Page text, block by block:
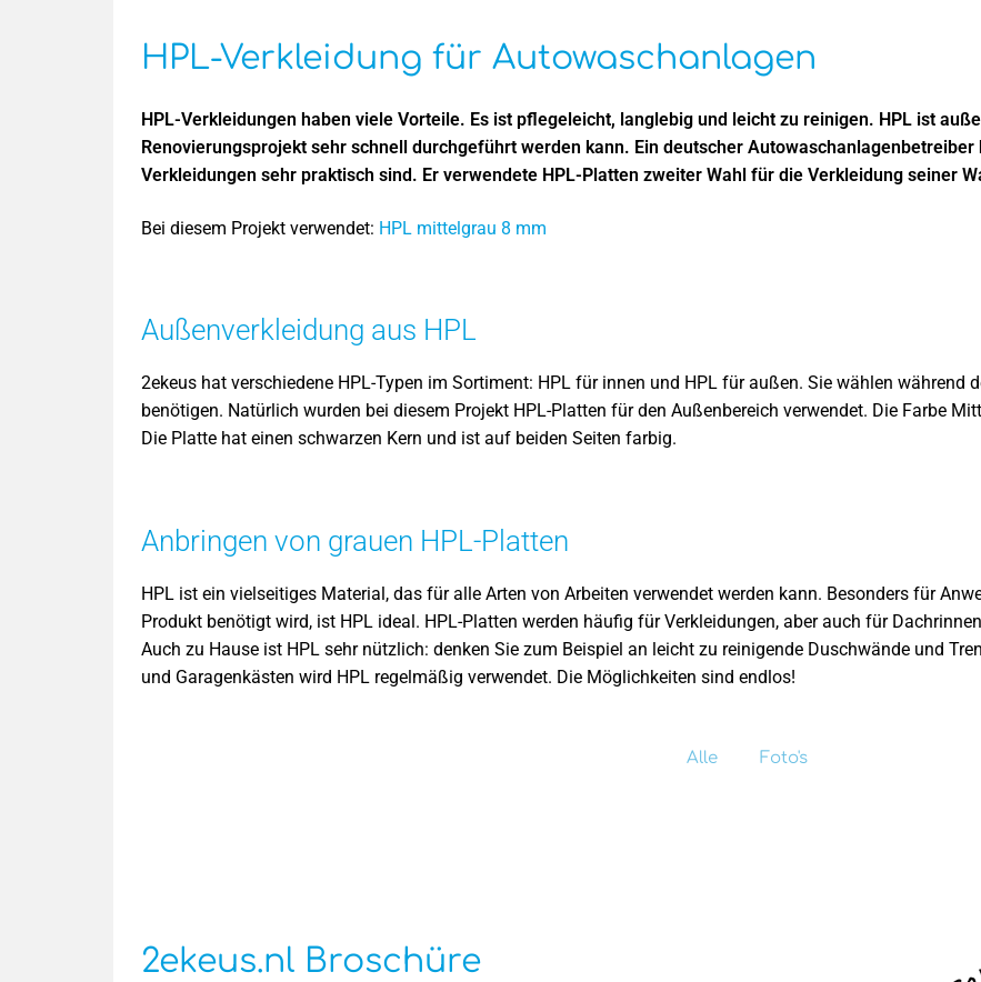
HPL-Verkleidung für Autowaschanlagen
HPL-Verkleidungen haben viele Vorteile. Es ist pflegeleicht, langlebig und leicht zu reinigen. HPL ist
Renovierungsprojekt sehr schnell durchgeführt werden kann. Ein deutscher
Verkleidungen sehr praktisch sind. Er verwendete HPL-Platten zweiter Wahl für die Verkleidung seiner
Bei diesem Projekt verwendet: HPL mittelgrau 8 mm
Außenverkleidung aus HPL
2ekeus hat verschiedene HPL-Typen im Sortiment: HPL für innen und HPL für außen. Sie wählen während
benötigen. Natürlich wurden bei diesem Projekt HPL-Platten für den Außenbereich verwendet. Die Farbe
Die Platte hat einen schwarzen Kern und ist auf beiden Seiten farbig.
Anbringen von grauen HPL-Platten
HPL ist ein vielseitiges Material, das für alle Arten von Arbeiten verwendet werden kann. Besonders für
Produkt benötigt wird, ist HPL ideal. HPL-Platten werden häufig für Verkleidungen, aber auch für
Auch zu Hause ist HPL sehr nützlich: denken Sie zum Beispiel an leicht zu reinigende Duschwände und
und Garagenkästen wird HPL regelmäßig verwendet. Die Möglichkeiten sind endlos!
Alle Foto's
2ekeus.nl Broschüre